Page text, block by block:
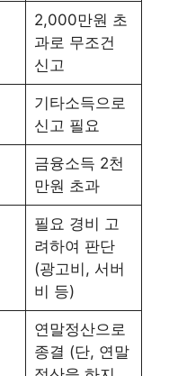
2,000만원 초
과로 무조건
신고
기타소득으로
신고 필요
금융소득 2천
만원 초과
필요 경비 고
려하여 판단
(광고비, 서버
비 등)
연말정산으로
종결 (단, 연말